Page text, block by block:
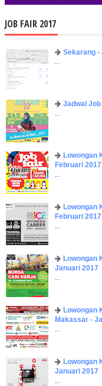
JOB FAIR 2017
Sekarang -
...
Jadwal
...
Lowongan
Februari 2017
...
Lowongan
Februari 2017
...
Lowongan
Januari 2017
...
Lowongan
Makassar -
...
Lowongan
Januari 2017
...